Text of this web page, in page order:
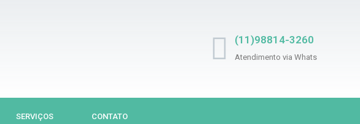
(11)98814-3260
Atendimento via Whats
SERVIÇOS CONTATO